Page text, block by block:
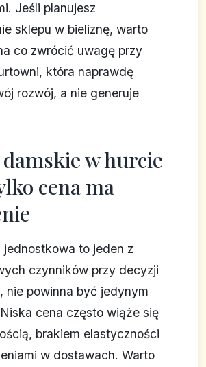
Jeśli planujesz
sklepu w bieliznę, warto
co zwrócić uwagę przy
która naprawdę
rozwój, a nie generuje
w hurcie
cena ma
jednostkowa to jeden z
czynników przy decyzji
nie powinna być jedynym
cena często wiąże się
brakiem elastyczności
w dostawach. Warto